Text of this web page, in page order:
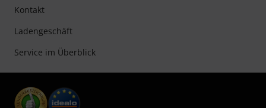
Kontakt
Ladengeschäft
Service im Überblick